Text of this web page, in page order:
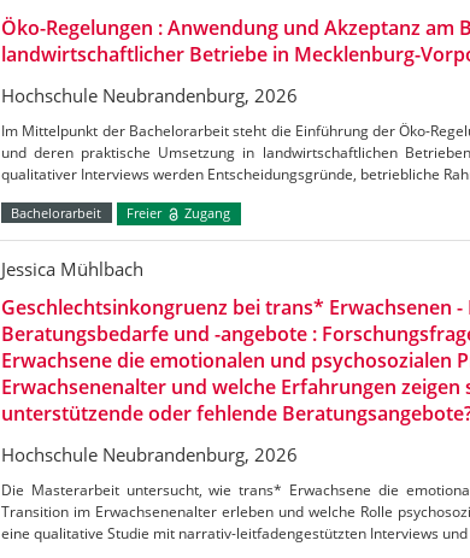
Öko-Regelungen : Anwendung und Akzeptanz am
landwirtschaftlicher Betriebe in Mecklenburg-
Hochschule Neubrandenburg, 2026
Im Mittelpunkt der Bachelorarbeit steht die Einführung der Öko-
und deren praktische Umsetzung in landwirtschaftlichen
qualitativer Interviews werden Entscheidungsgründe, betriebliche
Bachelorarbeit Freier Zugang
Jessica Mühlbach
Geschlechtsinkongruenz bei trans* Erwachsenen -
Beratungsbedarfe und -angebote :
Erwachsene die emotionalen und psychosozialen
Erwachsenenalter und welche Erfahrungen zeigen
unterstützende oder fehlende
Hochschule Neubrandenburg, 2026
Die Masterarbeit untersucht, wie trans* Erwachsene die
Transition im Erwachsenenalter erleben und welche Rolle
eine qualitative Studie mit narrativ-leitfadengestützten Interviews